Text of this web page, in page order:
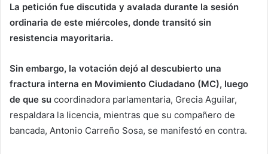
La petición fue discutida y avalada durante la sesión
ordinaria de este miércoles, donde transitó sin
resistencia mayoritaria.
Sin embargo, la votación dejó al descubierto una
fractura interna en Movimiento Ciudadano (MC), luego
de que su coordinadora parlamentaria, Grecia Aguilar,
respaldara la licencia, mientras que su compañero de
bancada, Antonio Carreño Sosa, se manifestó en contra.